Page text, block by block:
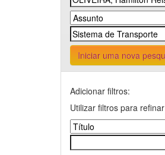
Iniciar uma nova
Adicionar filtros:
Utilizar filtros para